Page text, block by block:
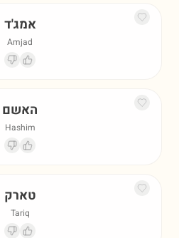
אמג'ד
Amjad
האשם
Hashim
טארק
Tariq